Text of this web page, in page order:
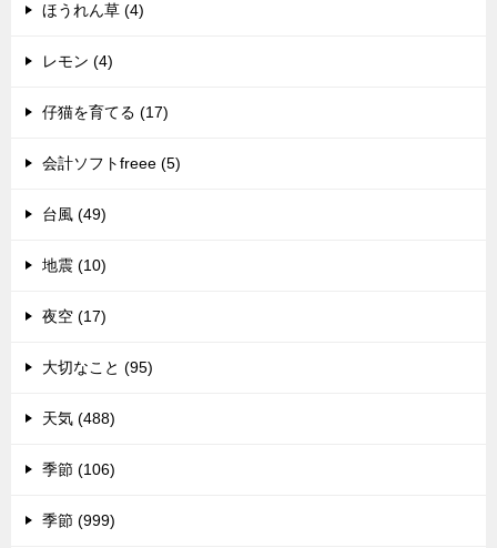
ほうれん草 (4)
レモン (4)
仔猫を育てる (17)
会計ソフトfreee (5)
台風 (49)
地震 (10)
夜空 (17)
大切なこと (95)
天気 (488)
季節 (106)
季節 (999)